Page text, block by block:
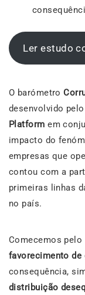
Ler estudo
O barómetro
desenvolvido pelo
Platform em
impacto do
empresas que
contou com a
primeiras linhas
no país.
Comecemos pelo
favorecimento de
consequência,
distribuição